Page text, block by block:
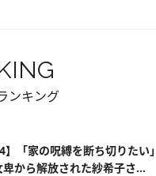
ンキング
】「家の呪縛を断ち切りたい
卑から解放された紗希子さ...